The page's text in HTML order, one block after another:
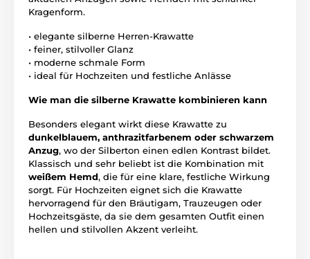
Kragenform.
• elegante silberne Herren-Krawatte
• feiner, stilvoller Glanz
• moderne schmale Form
• ideal für Hochzeiten und festliche Anlässe
Wie man die silberne Krawatte kombinieren kann
Besonders elegant wirkt diese Krawatte zu
dunkelblauem, anthrazitfarbenem oder schwarzem
Anzug, wo der Silberton einen edlen Kontrast bildet.
Klassisch und sehr beliebt ist die Kombination mit
weißem Hemd, die für eine klare, festliche Wirkung
sorgt. Für Hochzeiten eignet sich die Krawatte
hervorragend für den Bräutigam, Trauzeugen oder
Hochzeitsgäste, da sie dem gesamten Outfit einen
hellen und stilvollen Akzent verleiht.